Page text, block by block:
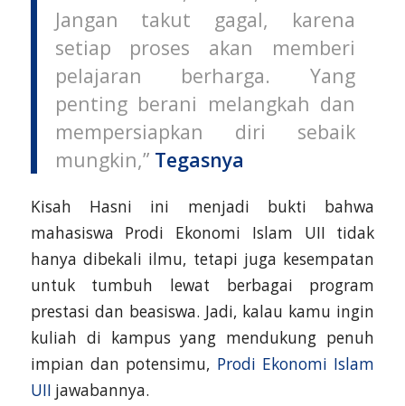
Jangan takut gagal, karena
setiap proses akan memberi
pelajaran berharga. Yang
penting berani melangkah dan
mempersiapkan diri sebaik
mungkin,” Tegasnya
Kisah Hasni ini menjadi bukti bahwa
mahasiswa Prodi Ekonomi Islam UII tidak
hanya dibekali ilmu, tetapi juga kesempatan
untuk tumbuh lewat berbagai program
prestasi dan beasiswa. Jadi, kalau kamu ingin
kuliah di kampus yang mendukung penuh
impian dan potensimu, Prodi Ekonomi Islam
UII jawabannya.